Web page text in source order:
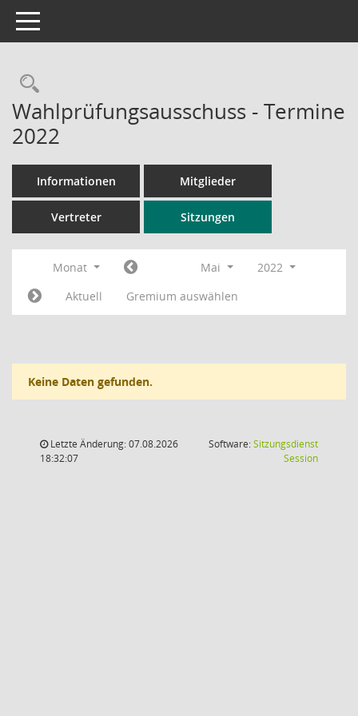
Toggle navigation
Rechercheauswahl
Wahlprüfungsausschuss - Termine
2022
Informationen Mitglieder
Vertreter Sitzungen
Monat Mai
2022
Aktuell
Gremium auswählen
Keine Daten gefunden.
Letzte Änderung: 07.08.2026
18:32:07
Software:Sitzungsdienst
Session(Wird in